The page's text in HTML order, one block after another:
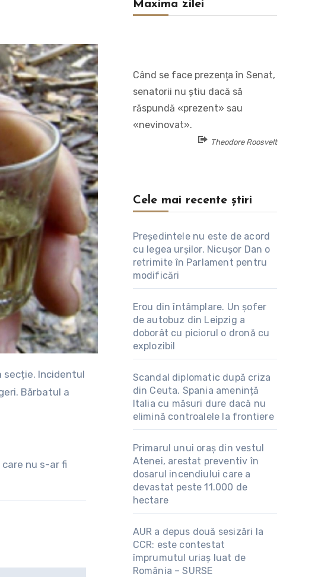
Bărbatul a
nu s-ar fi
Maxima zilei
Când se face prezenţa în Senat,
senatorii nu ştiu dacă să
răspundă «prezent» sau
«nevinovat».
Theodore Roosvelt
Cele mai recente știri
Președintele nu este de acord
cu legea urșilor. Nicușor Dan o
retrimite în Parlament pentru
modificări
Erou din întâmplare. Un șofer
de autobuz din Leipzig a
doborât cu piciorul o dronă cu
explozibil
Scandal diplomatic după criza
din Ceuta. Spania amenință
Italia cu măsuri dure dacă nu
elimină controalele la frontiere
Primarul unui oraș din vestul
Atenei, arestat preventiv în
dosarul incendiului care a
devastat peste 11.000 de
hectare
AUR a depus două sesizări la
CCR: este contestat
împrumutul uriaș luat de
România – SURSE